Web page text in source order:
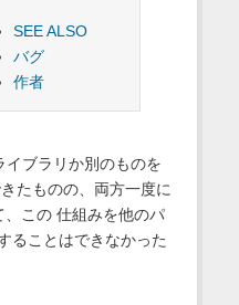
SEE ALSO
バグ
作者
ブラリか別のものを
たものの、両方一度に
この 仕組みを他のパ
ることはできなかった